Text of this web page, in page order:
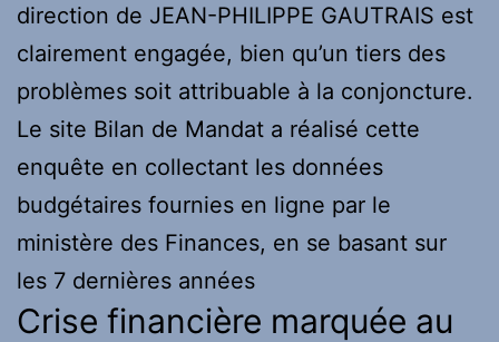
direction de JEAN-PHILIPPE GAUTRAIS est
clairement engagée, bien qu’un tiers des
problèmes soit attribuable à la conjoncture.
Le site Bilan de Mandat a réalisé cette
enquête en collectant les données
budgétaires fournies en ligne par le
ministère des Finances, en se basant sur
les 7 dernières années
Crise financière marquée au